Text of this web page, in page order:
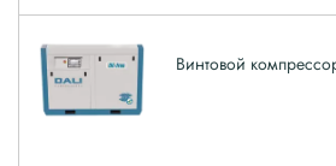
Винтовой